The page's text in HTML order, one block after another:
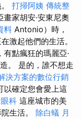
打掃阿姨 傳統整
家胡安·安東尼奧
料 Antonio）時，
激起他們的生活。
點瘋狂的瑪麗亞·
。 是的，誰不想走
決方案的數位行銷
以確定您會愛上這
科 這座城市的美
生活。 除白蟻 月